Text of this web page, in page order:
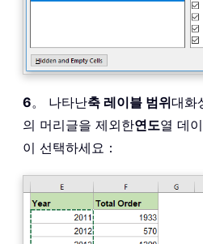
6。 나타난축 레이블 범위대화
의 머리글을 제외한연도열 데
이 선택하세요：